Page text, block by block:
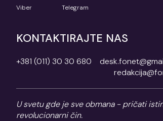
Viber Telegram
KONTAKTIRAJTE NAS
+381 (011) 30 30 680
U svetu gde je sve obmana - pričati
revolucionarni čin.